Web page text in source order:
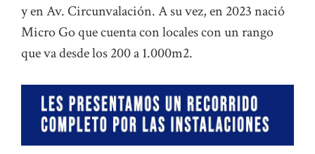
y en Av. Circunvalación. A su vez, en 2023 nació
Micro Go que cuenta con locales con un rango
que va desde los 200 a 1.000m2.